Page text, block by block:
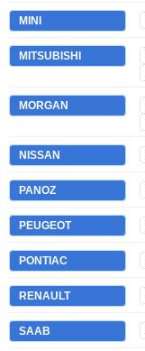
MINI
MITSUBISHI
MORGAN
NISSAN
PANOZ
PEUGEOT
PONTIAC
RENAULT
SAAB